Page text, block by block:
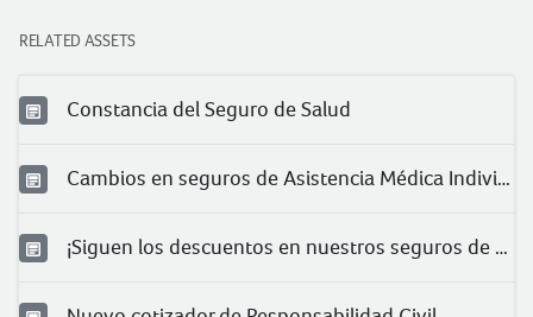
RELATED ASSETS
Constancia del Seguro de Salud
Cambios en seguros de Asistencia Médica Individual
¡Siguen los descuentos en nuestros seguros de salud!